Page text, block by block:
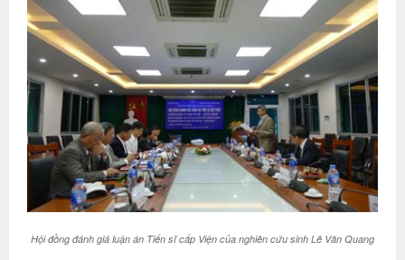
Hội đồng đánh giá luận án Tiến sĩ cấp Viện của nghiên cứu sinh Lê Văn Quang